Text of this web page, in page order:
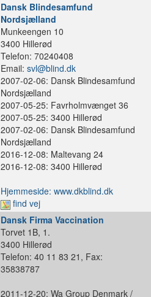
Dansk Blindesamfund
Nordsjælland
Munkeengen 10
3400 Hillerød
Telefon: 70240408
Email: svl@blind.dk
2007-02-06: Dansk Blindesamfund
Nordsjælland
2007-05-25: Favrholmvænget 36
2007-05-25: 3400 Hillerød
2007-02-06: Dansk Blindesamfund
Nordsjælland
2016-12-08: Maltevang 24
2016-12-08: 3400 Hillerød
Hjemmeside: www.dkblind.dk
find vej
Dansk Firma Vaccination
Torvet 1B, 1.
3400 Hillerød
Telefon: 40 11 83 21, Fax:
35838787
2011-12-20: Wa Group Denmark /